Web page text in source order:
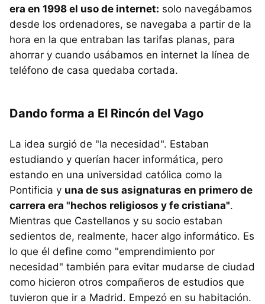
era en 1998 el uso de internet: solo navegábamos
desde los ordenadores, se navegaba a partir de la
hora en la que entraban las tarifas planas, para
ahorrar y cuando usábamos en internet la línea de
teléfono de casa quedaba cortada.
Dando forma a El Rincón del Vago
La idea surgió de "la necesidad". Estaban
estudiando y querían hacer informática, pero
estando en una universidad católica como la
Pontificia y una de sus asignaturas en primero de
carrera era "hechos religiosos y fe cristiana".
Mientras que Castellanos y su socio estaban
sedientos de, realmente, hacer algo informático. Es
lo que él define como "emprendimiento por
necesidad" también para evitar mudarse de ciudad
como hicieron otros compañeros de estudios que
tuvieron que ir a Madrid. Empezó en su habitación.